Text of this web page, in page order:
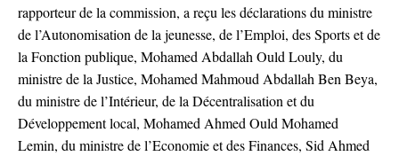
rapporteur de la commission, a reçu les déclarations du ministre
de l’Autonomisation de la jeunesse, de l’Emploi, des Sports et de
la Fonction publique, Mohamed Abdallah Ould Louly, du
ministre de la Justice, Mohamed Mahmoud Abdallah Ben Beya,
du ministre de l’Intérieur, de la Décentralisation et du
Développement local, Mohamed Ahmed Ould Mohamed
Lemin, du ministre de l’Economie et des Finances, Sid Ahmed